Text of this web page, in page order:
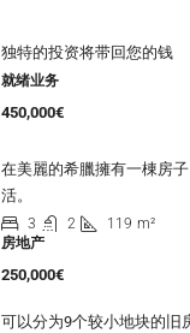
独特的投资将带回您的钱
就绪业务
450,000€
在美麗的希臘擁有一棟房
活。
3 2 119 m²
房地产
250,000€
可以分为9个较小地块的旧